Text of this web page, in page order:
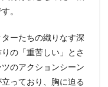
。
ーたちの織りなす深
の「重苦しい」とさ
のアクションシーン
っており、胸に迫る